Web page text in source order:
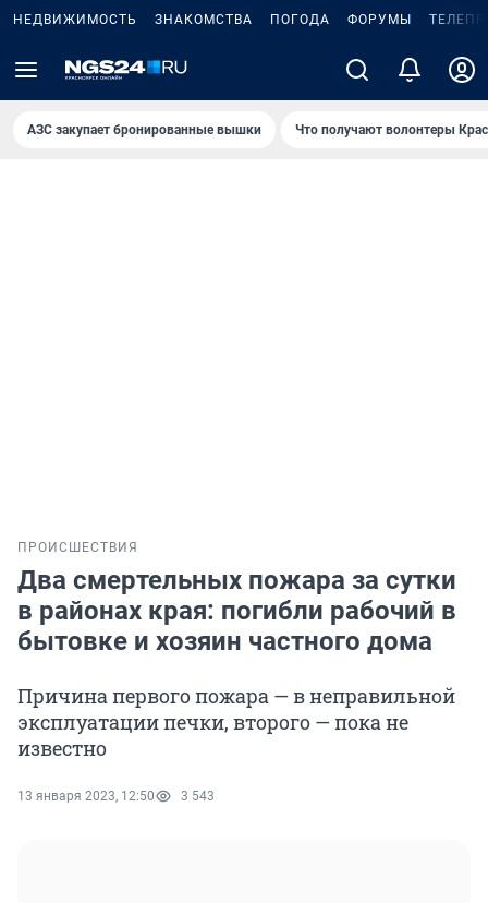
НЕДВИЖИМОСТЬ ЗНАКОМСТВА ПОГОДА ФОРУМЫ
AЗС закупает бронированные вышки Что получают волонтеры
ПРОИСШЕСТВИЯ
Два смертельных пожара за сутки
в районах края: погибли рабочий в
бытовке и хозяин частного дома
Причина первого пожара — в неправильной
эксплуатации печки, второго — пока не
известно
13 января 2023, 12:50 3 543